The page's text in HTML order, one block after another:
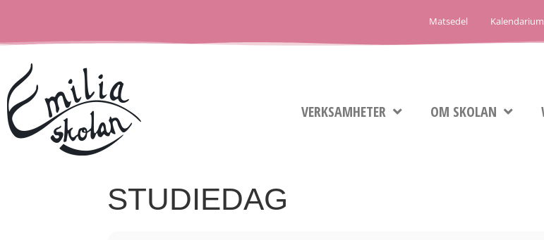
Matsedel Kalendarium
VERKSAMHETER OM SKOLAN
STUDIEDAG